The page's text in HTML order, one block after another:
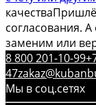
качества
согласования.
заменим или
8 800 201-10-99
47
Мы в соц.сетях